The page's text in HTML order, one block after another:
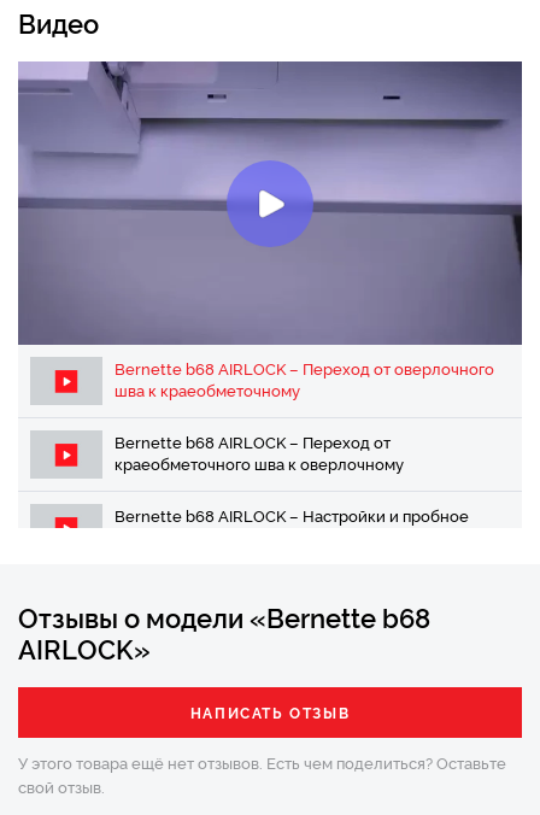
Видео
Bernette b68 AIRLOCK – Переход от оверлочного
шва к краеобметочному
Bernette b68 AIRLOCK – Переход от
краеобметочного шва к оверлочному
Bernette b68 AIRLOCK – Настройки и пробное
b6Bernette b68 AIRLOCK – Как заправить иглы для
оверлочных швов
Bernette b68 AIRLOCK – Как заправить иглы для
краеобметочных и цепных швов
Отзывы о модели «Bernette b68
AIRLOCK»
НАПИСАТЬ ОТЗЫВ
У этого товара ещё нет отзывов. Есть чем поделиться?Оставьте
свой отзыв.